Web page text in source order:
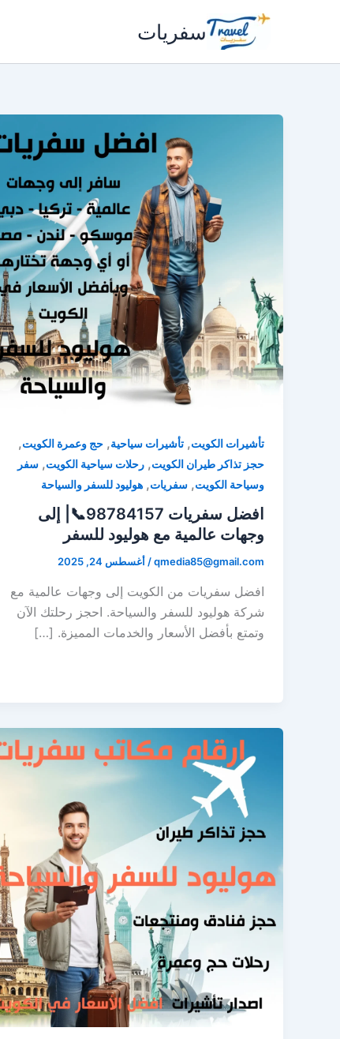
سفريات
تأشيرات الكويت, تأشيرات سياحية, حج وعمرة الكويت,
حجز تذاكر طيران الكويت, رحلات سياحية الكويت, سفر
وسياحة الكويت, سفريات, هوليود للسفر والسياحة
افضل سفريات 98784157📞| إلى
وجهات عالمية مع هوليود للسفر
qmedia85@gmail.com
/أغسطس 24, 2025
افضل سفريات من الكويت إلى وجهات عالمية مع
شركة هوليود للسفر والسياحة. احجز رحلتك الآن
وتمتع بأفضل الأسعار والخدمات المميزة. […]